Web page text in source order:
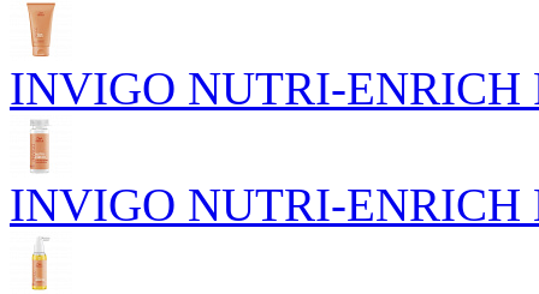
INVIGO NUTRI-ENRICH
INVIGO NUTRI-ENRICH